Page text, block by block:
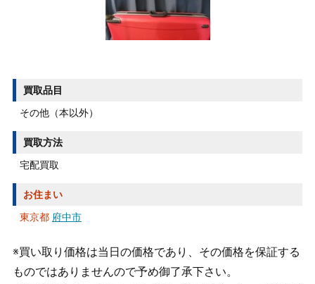
買取品目
その他（本以外）
買取方法
宅配買取
お住まい
東京都 府中市
※買い取り価格は当日の価格であり、その価格を保証する
ものではありませんので予め御了承下さい。